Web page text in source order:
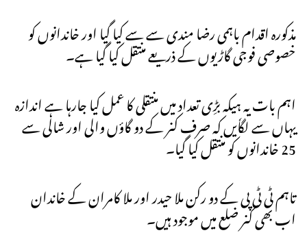
مذکورہ اقدام باہمی رضا مندی سے سے کیا گیا اور خاندانوں کو
خصوصی فوجی گاڑیوں کے ذریعے منتقل کیا گیا ہے۔
اہم بات یہ ہیکہ بڑِی تعداد میں منتقلی کا عمل کیا جارہا ہے اندازہ
یہاں سے لگاٗیں کہ صرف کنر کے دو گاؤں والی اور شالی سے
25 خاندانوں کو منتقل کیا گیا۔
تاہم ٹی ٹی پی کے دو رکن ملا حیدر اور ملا کامران کے خاندان
اب بھی کنر ضلع میں موجود ہیں۔